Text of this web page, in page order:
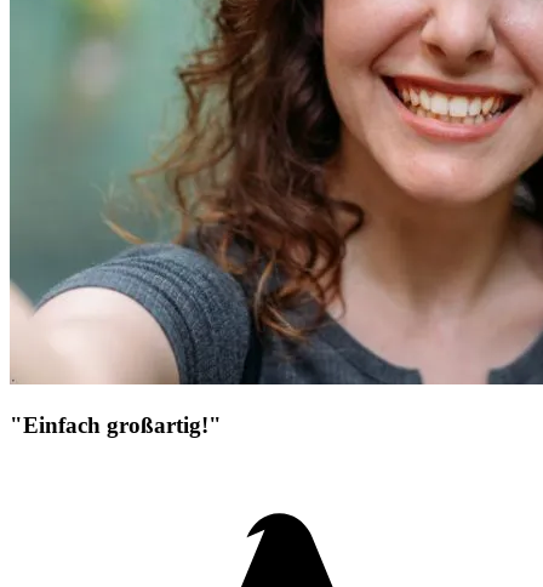
"Einfach großartig!"